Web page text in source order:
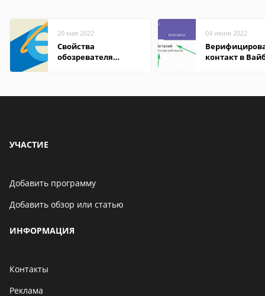
20 мая 2022
Свойства
обозревателя
04 июня 2022
контакт в
УЧАСТИЕ
Добавить программу
Добавить обзор или статью
ИНФОРМАЦИЯ
Контакты
Реклама